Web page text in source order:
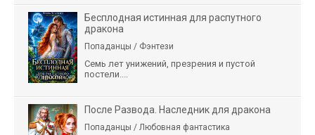
Бесплодная истинная для распутного
дракона
Попаданцы / Фэнтези
Семь лет унижений, презрения и пустой
постели....
После Развода. Наследник для дракона
Попаданцы / Любовная фантастика